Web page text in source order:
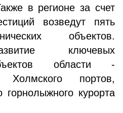
в регионе за счет
возведут пять
объектов.
ключевых
области -
Холмского портов,
горнолыжного курорта